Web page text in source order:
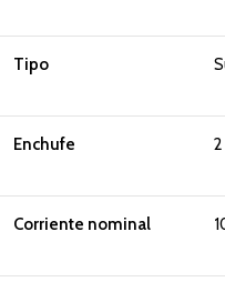
Tipo
Enchufe
Corriente nominal